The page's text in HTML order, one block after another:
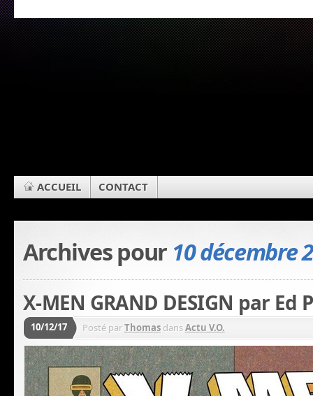
ACCUEIL CONTACT
Archives pour 10 décembre
X-MEN GRAND DESIGN par Ed
10/12/17 Posté parThomas dansActu V.O.